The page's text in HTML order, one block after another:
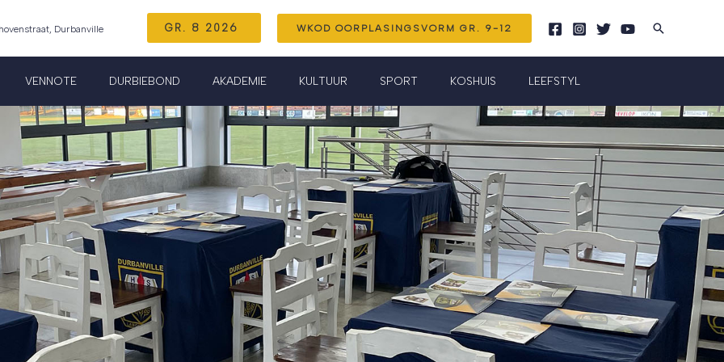
Durbanville GR. 8 2026 WKOD OORPLASINGSVORM GR. 9-12 Search
VENNOTE DURBIEBOND AKADEMIE KULTUUR SPORT KOSHUIS LEEFSTYL